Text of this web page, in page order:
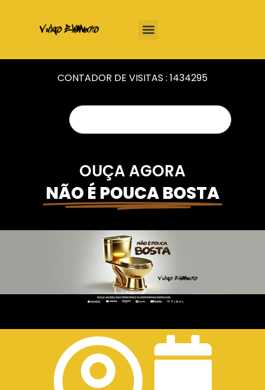
CONTADOR DE VISITAS : 1434295
OUÇA AGORA
NÃO É POUCA BOSTA